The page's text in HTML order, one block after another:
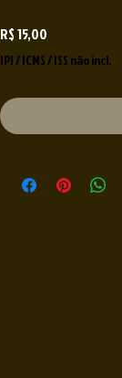
R$ 15,00
IPI / ICMS / ISS não incl.